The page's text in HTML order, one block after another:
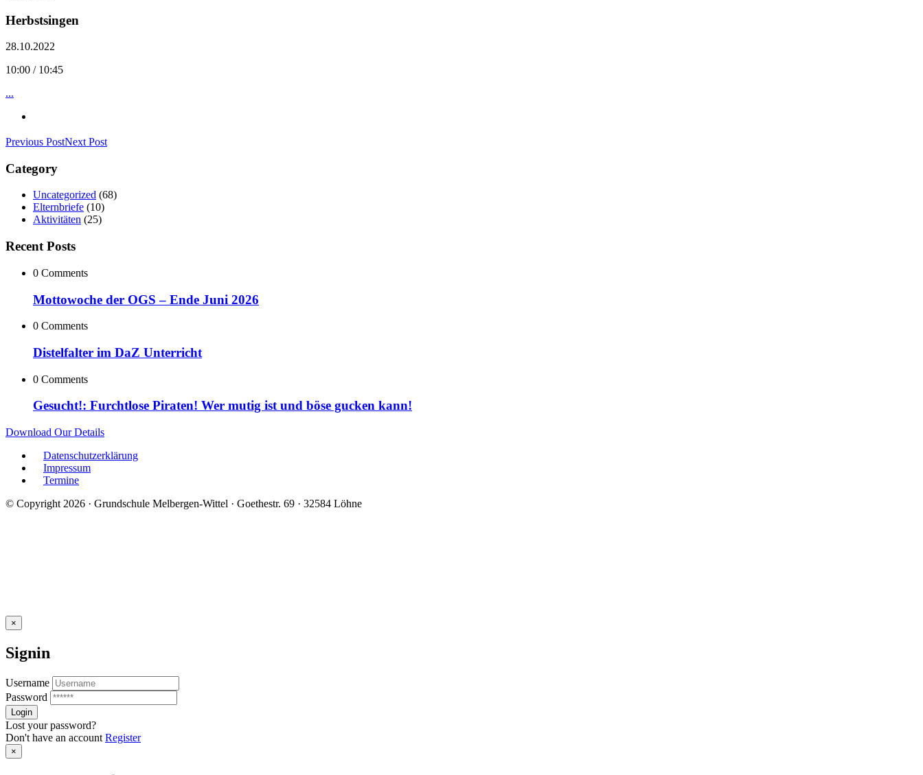
Herbstsingen
28.10.2022
10:00 / 10:45
...
Previous PostNext Post
Category
Uncategorized (68)
Elternbriefe (10)
Aktivitäten (25)
Recent Posts
0 Comments
Mottowoche der OGS – Ende Juni 2026
0 Comments
Distelfalter im DaZ Unterricht
0 Comments
Gesucht!: Furchtlose Piraten! Wer mutig ist und böse gucken kann!
Download Our Details
Datenschutzerklärung
Impressum
Termine
© Copyright 2026 · Grundschule Melbergen-Wittel · Goethestr. 69 · 32584 Löhne
×
Signin
Username
Password
Lost your password?
Don't have an account Register
×